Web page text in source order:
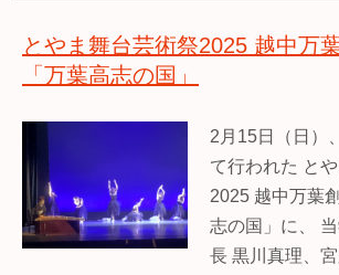
とやま舞台芸術祭2025 越中万
「万葉高志の国」
2月15日（日）
て行われた と
2025 越中万葉
志の国」に、
長 黒川真理、